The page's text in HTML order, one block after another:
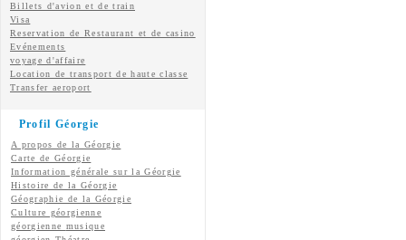
Billets d'avion et de train
Visa
Reservation de Restaurant et de casino
Evénements
voyage d'affaire
Location de transport de haute classe
Transfer aeroport
Profil Géorgie
A propos de la Géorgie
Carte de Géorgie
Information générale sur la Géorgie
Histoire de la Géorgie
Géographie de la Géorgie
Culture géorgienne
géorgienne musique